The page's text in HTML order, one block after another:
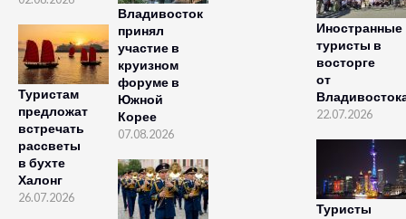
Туристам
предложат
встречать
рассветы
в бухте
Халонг
26.07.2026
Владивосток
принял
участие в
круизном
форуме в
Южной
Корее
07.08.2026
Иностранные
туристы в
восторге
от
22.07.2026
Туристы